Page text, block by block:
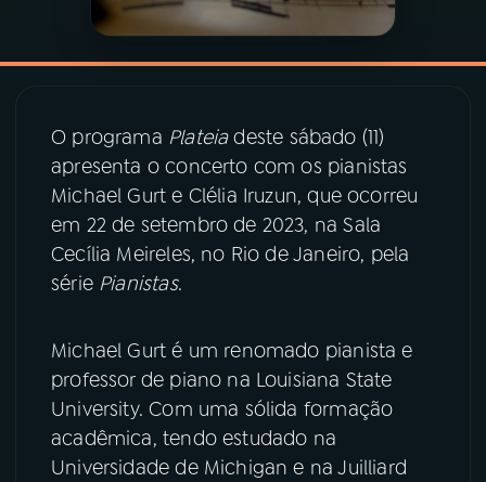
VIDEOCASTS
ACOMPANHE A RÁDIO MEC
Instagram X
TikTok
O programa Plateiadeste sábado (11)
apresenta o concerto com os pianistas
Michael Gurt e Clélia Iruzun, que ocorreu
em 22 de setembro de 2023, na Sala
Cecília Meireles, no Rio de Janeiro, pela
série Pianistas.
Michael Gurt é um renomado pianista e
professor de piano na Louisiana State
University. Com uma sólida formação
acadêmica, tendo estudado na
Universidade de Michigan e na Juilliard